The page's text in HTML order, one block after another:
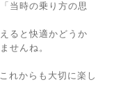
当時の乗り方の思
ると快適かどうか
せんね。
れからも大切に楽し